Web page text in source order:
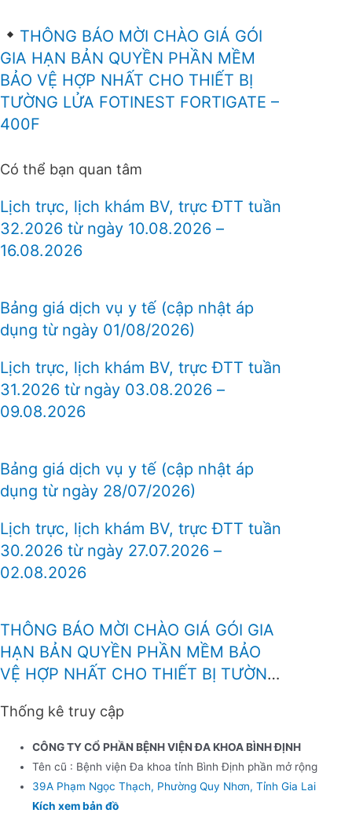
THÔNG BÁO MỜI CHÀO GIÁ GÓI
GIA HẠN BẢN QUYỀN PHẦN MỀM
BẢO VỆ HỢP NHẤT CHO THIẾT BỊ
TƯỜNG LỬA FOTINEST FORTIGATE –
400F
Có thể bạn quan tâm
Lịch trực, lịch khám BV, trực ĐTT tuần
32.2026 từ ngày 10.08.2026 –
16.08.2026
Bảng giá dịch vụ y tế (cập nhật áp
dụng từ ngày 01/08/2026)
Lịch trực, lịch khám BV, trực ĐTT tuần
31.2026 từ ngày 03.08.2026 –
09.08.2026
Bảng giá dịch vụ y tế (cập nhật áp
dụng từ ngày 28/07/2026)
Lịch trực, lịch khám BV, trực ĐTT tuần
30.2026 từ ngày 27.07.2026 –
02.08.2026
THÔNG BÁO MỜI CHÀO GIÁ GÓI GIA
HẠN BẢN QUYỀN PHẦN MỀM BẢO
VỆ HỢP NHẤT CHO THIẾT BỊ TƯỜNG
Thống kê truy cập
CÔNG TY CỔ PHẦN BỆNH VIỆN ĐA KHOA BÌNH ĐỊNH
Tên cũ : Bệnh viện Đa khoa tỉnh Bình Định phần mở rộng
39A Phạm Ngọc Thạch, Phường Quy Nhơn, Tỉnh Gia Lai
Kích xem bản đồ